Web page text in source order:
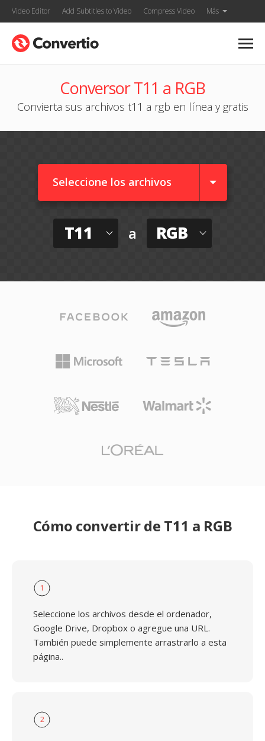
Video Editor Add Subtitles to Video Compress Video Más
Conversor T11 a RGB
Convierta sus archivos t11 a rgb en línea y gratis
Seleccione los archivos
T11 a RGB
Cómo convertir de T11 a RGB
1
Seleccione los archivos desde el ordenador,
Google Drive, Dropbox o agregue una URL.
También puede simplemente arrastrarlo a esta
página..
2